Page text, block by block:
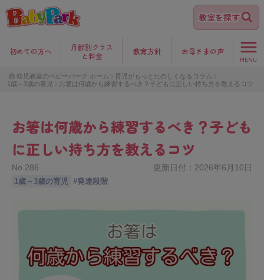
教室を探す
初めての方へ
月齢別クラス
と料金
教育方針 お母さまの声
MENU
幼児教室のベビーパーク ホーム
育児がもっとたのしくなるコラム
1歳～3歳の育児
お箸は何歳から練習するべき？子どもに正しい持ち方を教えるコツ
お箸は何歳から練習するべき？子ども
に正しい持ち方を教えるコツ
No. 286 更新日付： 2026年6月10日
1歳～3歳の育児 #発達段階